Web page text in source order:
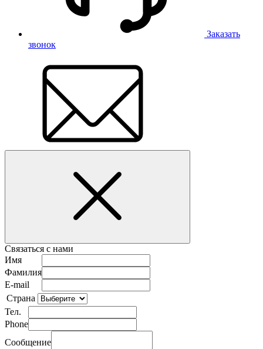
Заказать
звонок
Связаться с нами
Имя
Фамилия
E-mail
Страна
Тел.
Phone
Сообщение